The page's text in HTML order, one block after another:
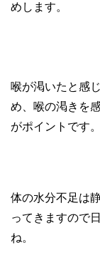
めします。
喉が渇いたと感
め、喉の渇きを
がポイントです。
体の水分不足は
ってきますので
ね。